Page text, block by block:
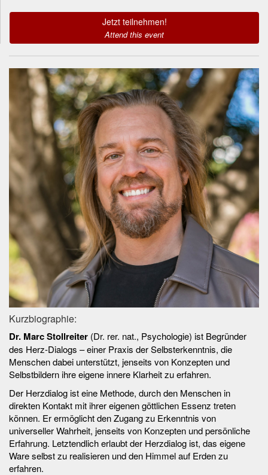
Jetzt teilnehmen!
Attend this event
Informationen zum
Referenten
Kurzbiographie:
Dr. Marc Stollreiter (Dr. rer. nat., Psychologie) ist Begründer
des Herz-Dialogs – einer Praxis der Selbsterkenntnis, die
Menschen dabei unterstützt, jenseits von Konzepten und
Selbstbildern ihre eigene innere Klarheit zu erfahren.
Der Herzdialog ist eine Methode, durch den Menschen in
direkten Kontakt mit ihrer eigenen göttlichen Essenz treten
können. Er ermöglicht den Zugang zu Erkenntnis von
universeller Wahrheit, jenseits von Konzepten und persönliche
Erfahrung. Letztendlich erlaubt der Herzdialog ist, das eigene
Ware selbst zu realisieren und den Himmel auf Erden zu
erfahren.